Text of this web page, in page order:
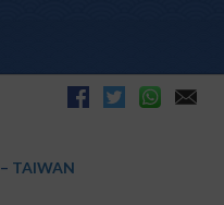
– TAIWAN